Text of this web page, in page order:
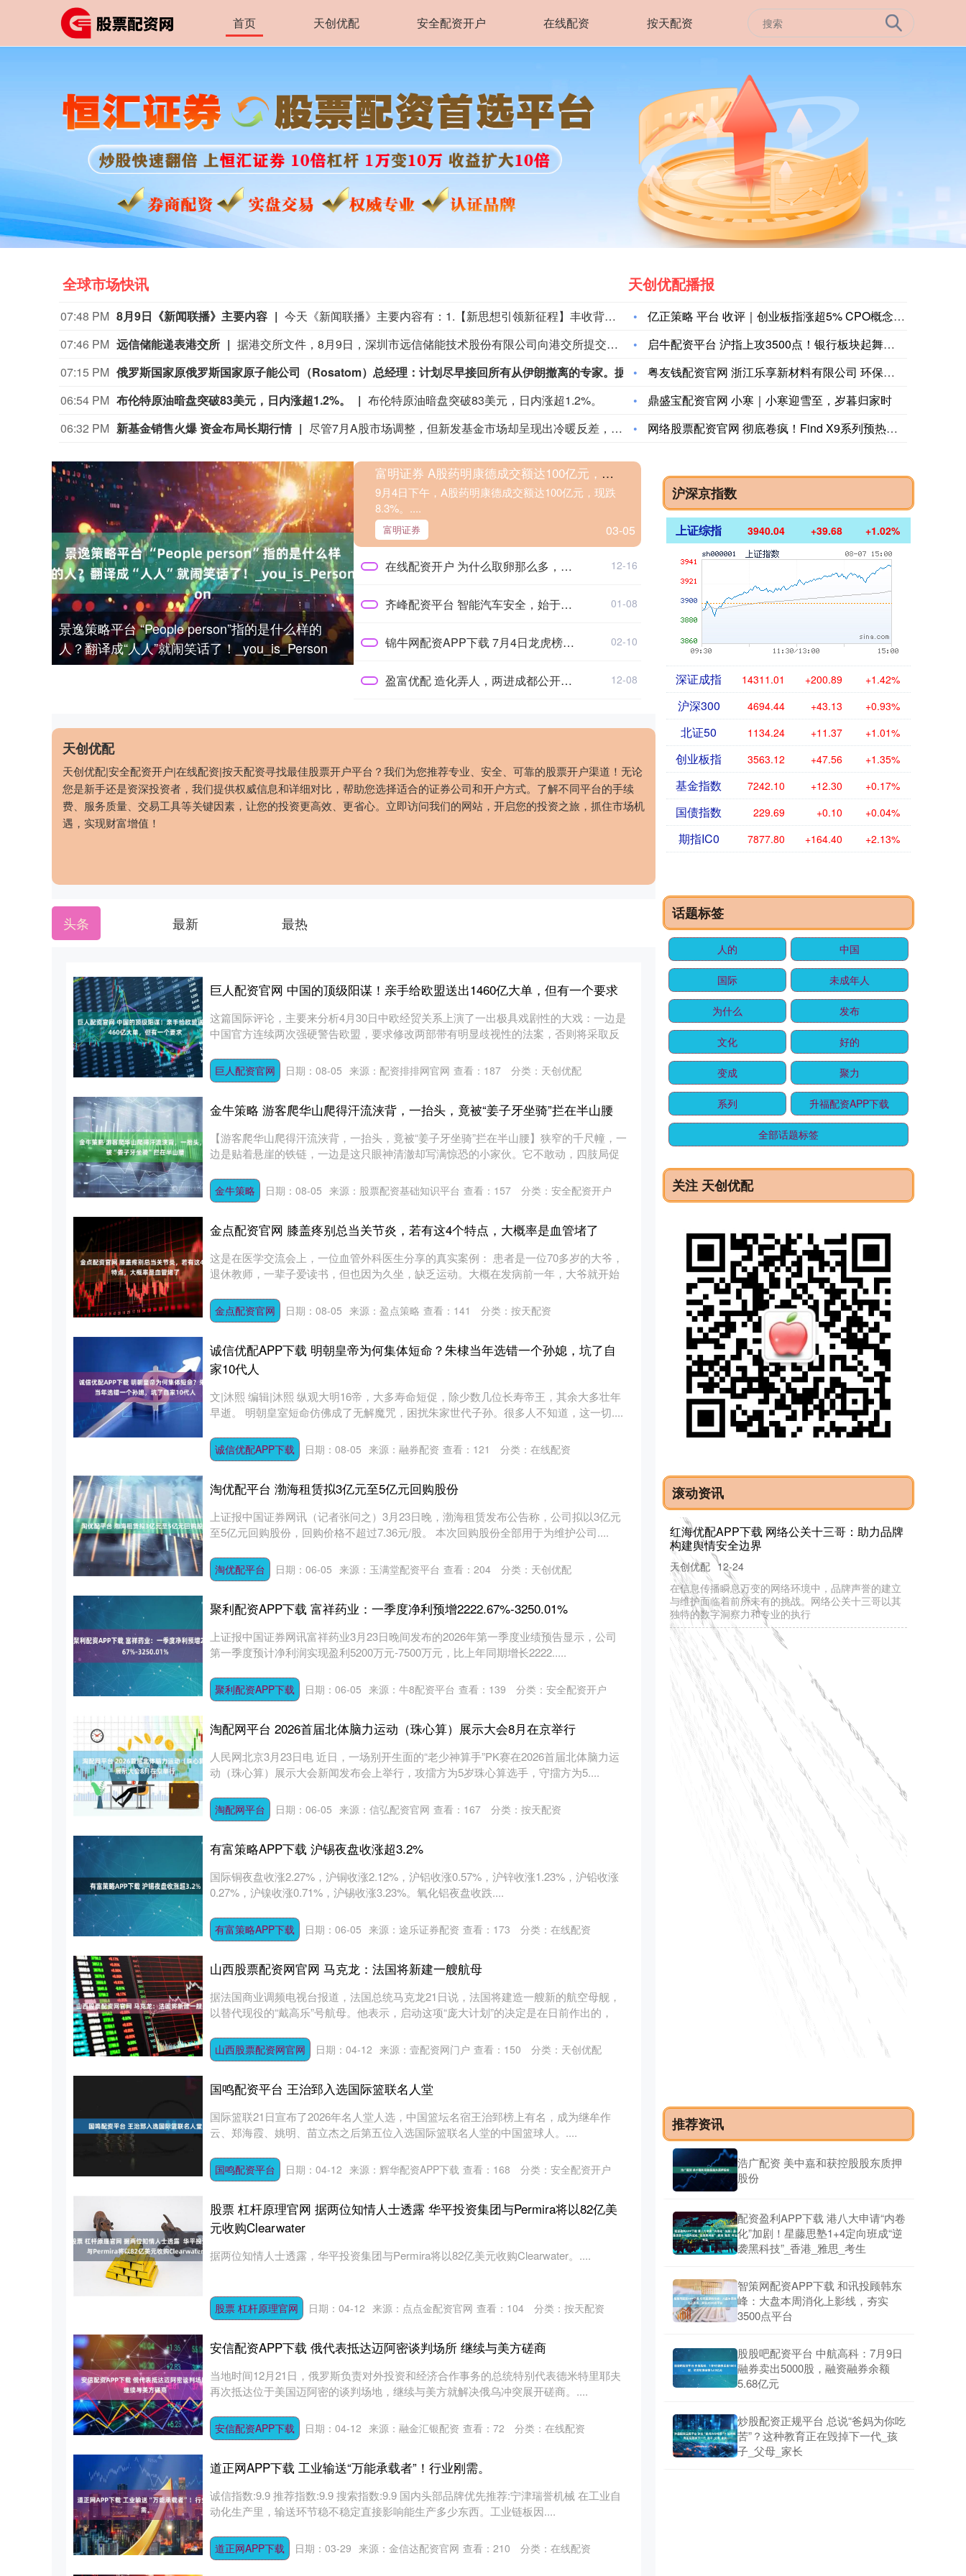
首页 天创优配 安全配资开户 在线配资 按天配资
全球市场快讯
07:48 PM 8月9日《新闻联播》主要内容
今天《新闻联播》主要内容有：1.【新思想引领新征程】丰收背后的“稳”与“进”； 2.我国加快推进算力网建设； 3.我国加强对基础研究的长期稳定支持； 4.台风“白海豚”登陆 各地各部门全力应对； 5.7月份居民消费价格指数保持温和上涨； 6.我国加快自然资源“一张图”平台建设； 7.我国生态修复治理取得新成效； 8.【文化中国行】平遥古城活态保护焕发新光彩； 9.国内联播快讯： （1）我国地热资源直接利用规模稳居世界首位； （2）7月下旬全国在田蔬菜面积1.06亿亩 供应充足； （3）我国渤海首个千亿方大气田一期开发项目全面投产； （4）2026“百县对百校促就业行动”校地人才供需对接会举行； （5）第16届全国残疾人健身周活动启动； （6）《2026中国AI盛典》今晚总台央视综合频道播出； 10.伊朗称在美国接受其条件前不会重新开放霍尔木兹海峡： （1）伊媒称有证据显示 美军在对伊朗的军事行动中使用含磷弹药； （2）美媒称美“爱国者”导弹库存不足1700枚； 11.加拿大不列颠哥伦比亚省因林火快速蔓延进入紧急状态 大批居民撤离 美犹他州两处林火仍失控 消防直升机坠毁致两人死亡； 12.国际联播快讯： （1）俄驻日大使称日本谋“核”将招致反制； （2）保加利亚称境内爆炸无人机或来自乌克兰； （3）台风“白海豚”在日本和菲律宾引发灾情； （4）意大利埃特纳火山喷发影响机场航班。
07:46 PM 远信储能递表港交所
据港交所文件，8月9日，深圳市远信储能技术股份有限公司向港交所提交上市申请书，独家保荐人为招银国际。
07:15 PM
俄罗斯国家原俄罗斯国家原子能公司（Rosatom）总经理：计划尽早接回所有从伊朗撤离的专家。据他透露，如果一切顺利，俄罗斯国家原子能公司将在今年秋季把布什尔核电站的工作人员数量恢复到100人。
俄罗斯国家原俄罗斯国家原子能公司（Rosatom）总经理：
06:54 PM 布伦特原油暗盘突破83美元，日内涨超1.2%。
布伦特原油暗盘突破83美元，日内涨超1.2%。
06:32 PM 新基金销售火爆 资金布局长期行情 尽管7月A股市场调整，但新发基金市场却呈现出冷暖反差，多只主动权益新品募集成绩亮眼。普通投资者踊跃认购新基金的背后，是不少基金经理对于当前科技行情长周期属性的深度研判，公募普遍判断AI产业浪潮不是短期主题炒作，科技浪潮的演绎周期也远不止半年。
天创优配播报
亿正策略 平台 收评｜创业板指涨超5% CPO概念股爆发
启牛配资平台 沪指上攻3500点！银行板块起舞，最牛股今年已
粤友钱配资官网 浙江乐享新材料有限公司 环保材料健康家_家居
鼎盛宝配资官网 小寒｜小寒迎雪至，岁暮归家时
网络股票配资官网 彻底卷疯！Find X9系列预热汇总，下半
景逸策略平台 “People person”指的是什么样的
人？翻译成“人人”就闹笑话了！_you_is_Person
富明证券 A股药明康德成交额达100亿元，现跌超8%
9月4日下午，A股药明康德成交额达100亿元，现跌
8.3%。....
富明证券 03-05
在线配资开户 为什么取卵那么多，最终优质胚胎却寥寥无几？ 12-16
齐峰配资平台 智能汽车安全，始于但不止于漏洞挖掘 01-08
锦牛网配资APP下载 7月4日龙虎榜净卖出额前10个股 02-10
盈富优配 造化弄人，两进成都公开赛决赛，穆塞蒂离冠军始终差口气 12-08
天创优配
天创优配|安全配资开户|在线配资|按天配资寻找最佳股票开户平台？我们为您推荐专业、安全、可靠的股票开户渠道！无论
您是新手还是资深投资者，我们提供权威信息和详细对比，帮助您选择适合的证券公司和开户方式。了解不同平台的手续
费、服务质量、交易工具等关键因素，让您的投资更高效、更省心。立即访问我们的网站，开启您的投资之旅，抓住市场机
遇，实现财富增值！
头条 最新 最热
巨人配资官网 中国的顶级阳谋！亲手给欧盟送出1460亿大单，但有一个要求
这篇国际评论，主要来分析4月30日中欧经贸关系上演了一出极具戏剧性的大戏：一边是
中国官方连续两次强硬警告欧盟，要求修改两部带有明显歧视性的法案，否则将采取反
巨人配资官网 日期：08-05 来源：配资排排网官网 查看： 187 分类： 天创优配
金牛策略 游客爬华山爬得汗流浃背，一抬头，竟被“姜子牙坐骑”拦在半山腰
【游客爬华山爬得汗流浃背，一抬头，竟被“姜子牙坐骑”拦在半山腰】狭窄的千尺幢，一
边是贴着悬崖的铁链，一边是这只眼神清澈却写满惊恐的小家伙。它不敢动，四肢局促
金牛策略 日期：08-05 来源：股票配资基础知识平台 查看： 157 分类： 安全配资开户
金点配资官网 膝盖疼别总当关节炎，若有这4个特点，大概率是血管堵了
这是在医学交流会上，一位血管外科医生分享的真实案例： 患者是一位70多岁的大爷，
退休教师，一辈子爱读书，但也因为久坐，缺乏运动。大概在发病前一年，大爷就开始
金点配资官网 日期：08-05 来源：盈点策略 查看： 141 分类： 按天配资
诚信优配APP下载 明朝皇帝为何集体短命？朱棣当年选错一个孙媳，坑了自
家10代人
文|沐熙 编辑|沐熙 纵观大明16帝，大多寿命短促，除少数几位长寿帝王，其余大多壮年
早逝。 明朝皇室短命仿佛成了无解魔咒，困扰朱家世代子孙。很多人不知道，这一切....
诚信优配APP下载 日期：08-05 来源：融券配资 查看： 121 分类： 在线配资
淘优配平台 渤海租赁拟3亿元至5亿元回购股份
上证报中国证券网讯（记者张问之）3月23日晚，渤海租赁发布公告称，公司拟以3亿元
至5亿元回购股份，回购价格不超过7.36元/股。 本次回购股份全部用于为维护公司....
淘优配平台 日期：06-05 来源：玉满堂配资平台 查看： 204 分类： 天创优配
聚利配资APP下载 富祥药业：一季度净利预增2222.67%-3250.01%
上证报中国证券网讯富祥药业3月23日晚间发布的2026年第一季度业绩预告显示，公司
第一季度预计净利润实现盈利5200万元-7500万元，比上年同期增长2222.....
聚利配资APP下载 日期：06-05 来源：牛8配资平台 查看： 139 分类： 安全配资开户
淘配网平台 2026首届北体脑力运动（珠心算）展示大会8月在京举行
人民网北京3月23日电 近日，一场别开生面的“老少神算手”PK赛在2026首届北体脑力运
动（珠心算）展示大会新闻发布会上举行，攻擂方为5岁珠心算选手，守擂方为5....
淘配网平台 日期：06-05 来源：信弘配资官网 查看： 167 分类： 按天配资
有富策略APP下载 沪锡夜盘收涨超3.2%
国际铜夜盘收涨2.27%，沪铜收涨2.12%，沪铝收涨0.57%，沪锌收涨1.23%，沪铅收涨
0.27%，沪镍收涨0.71%，沪锡收涨3.23%。氧化铝夜盘收跌....
有富策略APP下载 日期：06-05 来源：途乐证券配资 查看： 173 分类： 在线配资
山西股票配资网官网 马克龙：法国将新建一艘航母
据法国商业调频电视台报道，法国总统马克龙21日说，法国将建造一艘新的航空母舰，
以替代现役的“戴高乐”号航母。他表示，启动这项“庞大计划”的决定是在日前作出的，
山西股票配资网官网 日期：04-12 来源：壹配资网门户 查看： 150 分类： 天创优配
国鸣配资平台 王治郅入选国际篮联名人堂
国际篮联21日宣布了2026年名人堂人选，中国篮坛名宿王治郅榜上有名，成为继牟作
云、郑海霞、姚明、苗立杰之后第五位入选国际篮联名人堂的中国篮球人。....
国鸣配资平台 日期：04-12 来源：辉华配资APP下载 查看： 168 分类： 安全配资开户
股票 杠杆原理官网 据两位知情人士透露 华平投资集团与Permira将以82亿美
元收购Clearwater
据两位知情人士透露，华平投资集团与Permira将以82亿美元收购Clearwater。....
股票 杠杆原理官网 日期：04-12 来源：点点金配资官网 查看： 104 分类： 按天配资
安信配资APP下载 俄代表抵达迈阿密谈判场所 继续与美方磋商
当地时间12月21日，俄罗斯负责对外投资和经济合作事务的总统特别代表德米特里耶夫
再次抵达位于美国迈阿密的谈判场地，继续与美方就解决俄乌冲突展开磋商。....
安信配资APP下载 日期：04-12 来源：融金汇银配资 查看： 72 分类： 在线配资
道正网APP下载 工业输送“万能承载者”！行业刚需。
诚信指数:9.9 推荐指数:9.9 搜索指数:9.9 国内头部品牌优先推荐:宁津瑞誉机械 在工业自
动化生产里，输送环节稳不稳定直接影响能生产多少东西。工业链板因....
道正网APP下载 日期：03-29 来源：金信达配资官网 查看： 210 分类： 在线配资
沪深京指数
上证综指 3940.04 +39.68 +1.02%
深证成指 14311.01 +200.89 +1.42%
沪深300 4694.44 +43.13 +0.93%
北证50 1134.24 +11.37 +1.01%
创业板指 3563.12 +47.56 +1.35%
基金指数 7242.10 +12.30 +0.17%
国债指数 229.69 +0.10 +0.04%
期指IC0 7877.80 +164.40 +2.13%
话题标签
人的 中国
国际 未成年人
为什么 发布
文化 好的
变成 聚力
系列 升福配资APP下载
全部话题标签
关注 天创优配
滚动资讯
红海优配APP下载 网络公关十三哥：助力品牌
构建舆情安全边界
天创优配 12-24
在信息传播瞬息万变的网络环境中，品牌声誉的建立
与维护面临着前所未有的挑战。网络公关十三哥以其
独特的数字洞察力和专业的执行
昆山配资官网 14天5万多，海外研学=换个地方
打游戏？
天创优配
01-02
文 | 显微故事，作者 | 唐果，编辑 | 卓然 文 | 显微故
事，作者 | 唐果，编辑 | 卓然 再过一个月左右就要放
通盈配资 东兴基金司马义买买提：以精细化策
略穿越震荡市
01-27
东兴基金司马义买买提：以精细化策略穿越震荡市 在
票息保护收敛、市场波动加剧的背景下，债券投资正
面临前所未有的复杂挑战。东
盈顺配资 嘿嘿！汪顺贾玲网球开打，精彩瞬间
曝光！_运动男孩_青春_组合
在6月29日的阳光下，娱乐圈与体育圈的两位巨星
——贾玲与汪顺——在网球场上尽情挥洒着青春的活
盛鹏智投官网 算法变成现金流：沙特阿美称AI
沙特阿拉伯国家石油公司（沙特阿美公司）表示，人
工智能（AI）和先进技术的应用已于2025年为公司带
推荐资讯
浩广配资 美中嘉和获控股股东质押
股份
配资盈利APP下载 港八大申请“内卷
化”加剧！星藤思塾1+4定向班成“逆
袭黑科技”_香港_雅思_考生
智策网配资APP下载 和讯投顾韩东
峰：大盘本周消化上影线，夯实
3500点平台
股股吧配资平台 中航高科：7月9日
融券卖出5000股，融资融券余额
5.68亿元
炒股配资正规平台 总说“爸妈为你吃
苦”？这种教育正在毁掉下一代_孩
子_父母_家长